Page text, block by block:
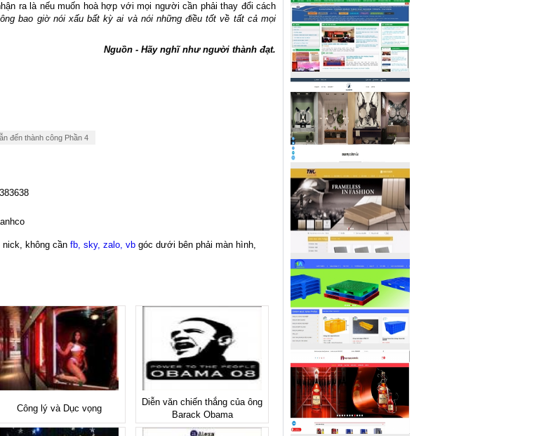
ra là nếu muốn hoà hợp với mọi người cần phải thay đổi cách
bao giờ nói xấu bất kỳ ai và nói những điều tốt về tất cả mọi
Nguồn - Hãy nghĩ như người thành đạt.
đến thành công Phần 4
không cần fb, sky, zalo, vb góc dưới bên phải màn hình,
Công lý và Dục vọng
Diễn văn chiến thắng của ông
Barack Obama